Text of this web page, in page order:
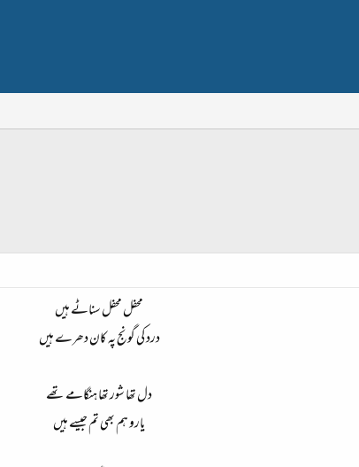
محفل محفل سناٹے ہیں
درد کی گونج پہ کان دھرے ہیں
دل تھا شور تھا ہنگامے تھے
یارو ہم بھی تم جیسے ہیں